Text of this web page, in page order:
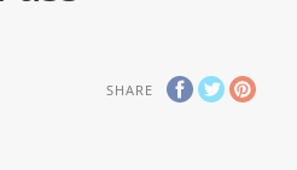
SHARE